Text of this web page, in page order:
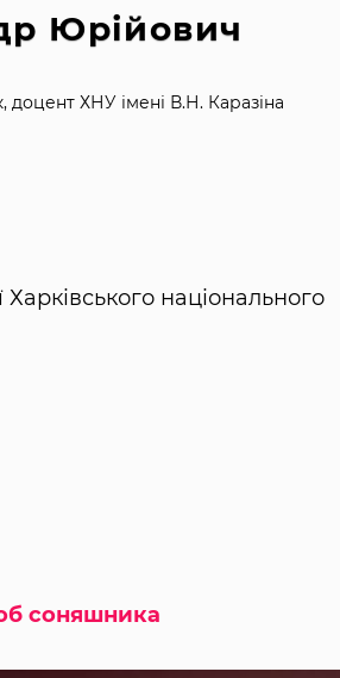
Юрійович
доцент ХНУ імені В.Н. Каразіна
національного
соняшника